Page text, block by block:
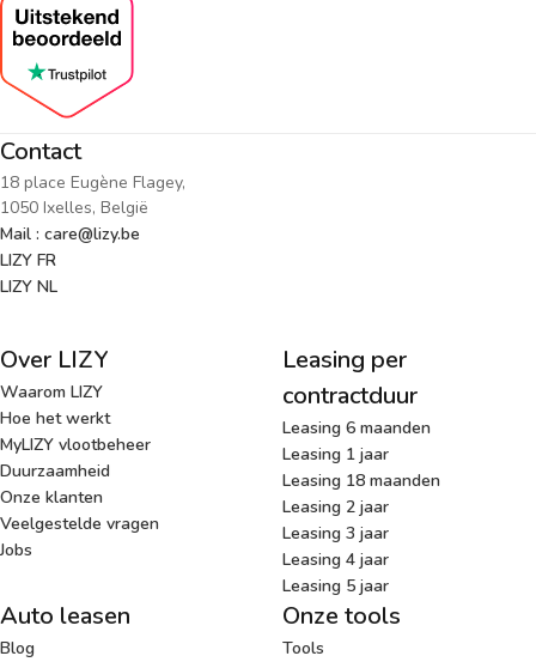
Contact
18 place Eugène Flagey,
1050 Ixelles, België
Mail : care@lizy.be
LIZY FR
LIZY NL
Over LIZY
Waarom LIZY
Hoe het werkt
MyLIZY vlootbeheer
Duurzaamheid
Onze klanten
Veelgestelde vragen
Jobs
Leasing per
contractduur
Leasing 6 maanden
Leasing 1 jaar
Leasing 18 maanden
Leasing 2 jaar
Leasing 3 jaar
Leasing 4 jaar
Leasing 5 jaar
Auto leasen
Blog
Onze tools
Tools